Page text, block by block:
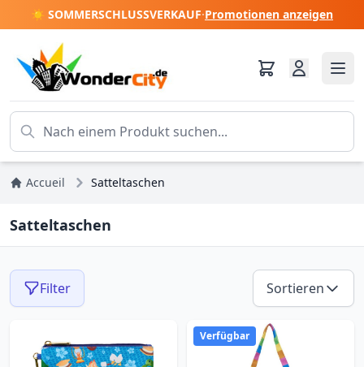
☀️ SOMMERSCHLUSSVERKAUF·Promotionen anzeigen
Accueil Satteltaschen
Satteltaschen
Filter Sortieren
Verfügbar